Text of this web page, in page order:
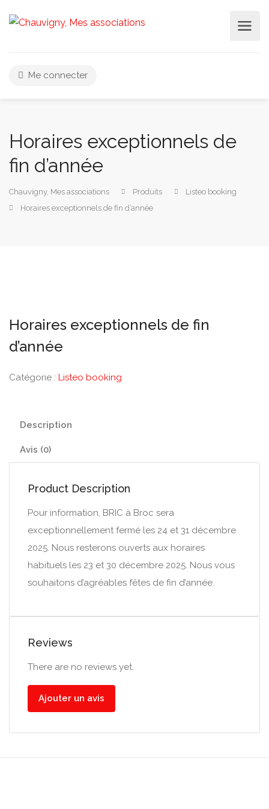
Me connecter
Horaires exceptionnels de
fin d’année
Chauvigny, Mes associations Produits
Listeo booking
Horaires exceptionnels de fin d’année
Horaires exceptionnels de fin
d’année
Catégorie : Listeo booking
Description
Avis (0)
Product Description
Pour information, BRIC à Broc sera
exceptionnellement fermé les 24 et 31 décembre
2025. Nous resterons ouverts aux horaires
habituels les 23 et 30 décembre 2025. Nous vous
souhaitons d’agréables fêtes de fin d’année.
Reviews
There are no reviews yet.
Ajouter un avis